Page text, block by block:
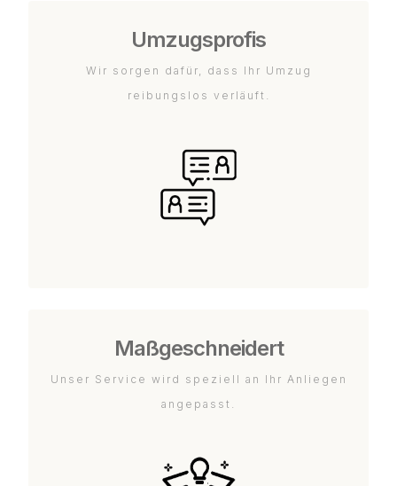
Umzugsprofis
Wir sorgen dafür, dass Ihr Umzug
reibungslos verläuft.
Maßgeschneidert
Unser Service wird speziell an Ihr Anliegen
angepasst.